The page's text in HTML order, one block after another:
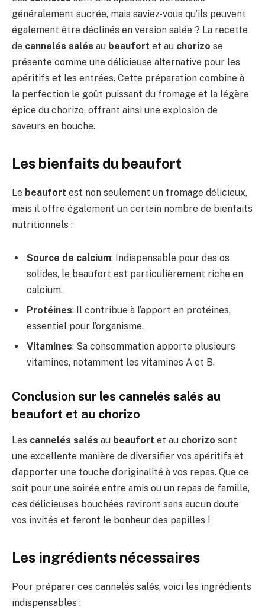
généralement sucrée, mais saviez-vous qu’ils peuvent
également être déclinés en version salée ? La recette
de cannelés salés au beaufort et au chorizo se
présente comme une délicieuse alternative pour les
apéritifs et les entrées. Cette préparation combine à
la perfection le goût puissant du fromage et la légère
épice du chorizo, offrant ainsi une explosion de
saveurs en bouche.
Les bienfaits du beaufort
Le beaufort est non seulement un fromage délicieux,
mais il offre également un certain nombre de bienfaits
nutritionnels :
Source de calcium: Indispensable pour des os
solides, le beaufort est particulièrement riche en
calcium.
Protéines: Il contribue à l’apport en protéines,
essentiel pour l’organisme.
Vitamines: Sa consommation apporte plusieurs
vitamines, notamment les vitamines A et B.
Conclusion sur les cannelés salés au
beaufort et au chorizo
Les cannelés salés au beaufort et au chorizo sont
une excellente manière de diversifier vos apéritifs et
d’apporter une touche d’originalité à vos repas. Que ce
soit pour une soirée entre amis ou un repas de famille,
ces délicieuses bouchées raviront sans aucun doute
vos invités et feront le bonheur des papilles !
Les ingrédients nécessaires
Pour préparer ces cannelés salés, voici les ingrédients
indispensables :